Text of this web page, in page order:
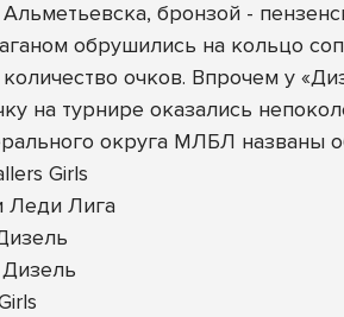
бронзой -
обрушились на кольцо
очков. Впрочем у
на турнире оказались
округа МЛБЛ названы
Girls
Леди Лига